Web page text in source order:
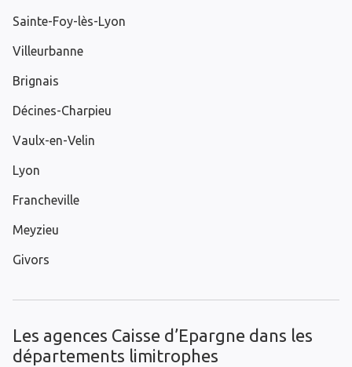
Sainte-Foy-lès-Lyon
Villeurbanne
Brignais
Décines-Charpieu
Vaulx-en-Velin
Lyon
Francheville
Meyzieu
Givors
Les agences Caisse d’Epargne dans les
départements limitrophes